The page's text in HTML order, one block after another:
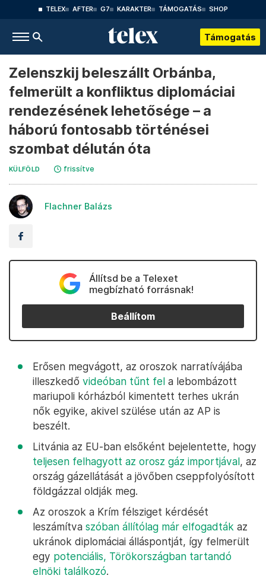
TELEX AFTER G7 KARAKTER TÁMOGATÁS SHOP
Támogatás
Zelenszkij beleszállt Orbánba,
felmerült a konfliktus diplomáciai
rendezésének lehetősége – a
háború fontosabb történései
szombat délután óta
KÜLFÖLD frissítve
Flachner Balázs
Állítsd be a Telexet
megbízható forrásnak!
Beállítom
Erősen megvágott, az oroszok narratívájába
illeszkedő videóban tűnt fel a lebombázott
mariupoli kórházból kimentett terhes ukrán
nők egyike, akivel szülése után az AP is
beszélt.
Litvánia az EU-ban elsőként bejelentette, hogy
teljesen felhagyott az orosz gáz importjával, az
ország gázellátását a jövőben cseppfolyósított
földgázzal oldják meg.
Az oroszok a Krím félsziget kérdését
leszámítva szóban állítólag már elfogadták az
ukránok diplomáciai álláspontját, így felmerült
egy potenciális, Törökországban tartandó
elnöki találkozó.